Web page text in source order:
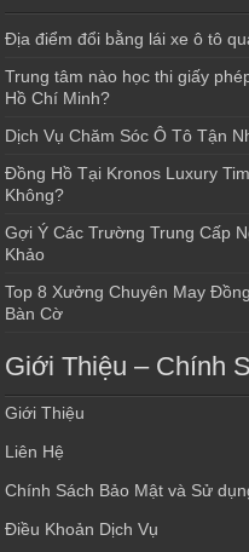
Địa điểm đổi bằng lái xe ô tô
Trung tâm nào học thi giấy
Hồ Chí Minh?
Dịch Vụ Chăm Sóc Ô Tô Tận
Đồng Hồ Tại Kronos Luxury
Không?
Gợi Ý Các Trường Trung Cấp
Khảo
Top 8 Xưởng Chuyên May
Bàn Cờ
Giới Thiệu – Chính
Giới Thiệu
Liên Hệ
Chính Sách Bảo Mật và Sử
Điều Khoản Dịch Vụ